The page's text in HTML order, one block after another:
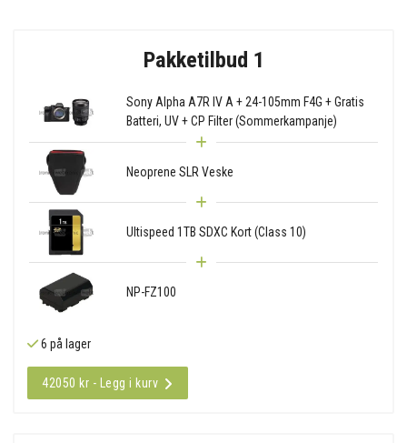
Pakketilbud 1
Sony Alpha A7R IV A + 24-105mm F4G + Gratis
Batteri, UV + CP Filter (Sommerkampanje)
Neoprene SLR Veske
Ultispeed 1TB SDXC Kort (Class 10)
NP-FZ100
6 på lager
42050 kr - Legg i kurv